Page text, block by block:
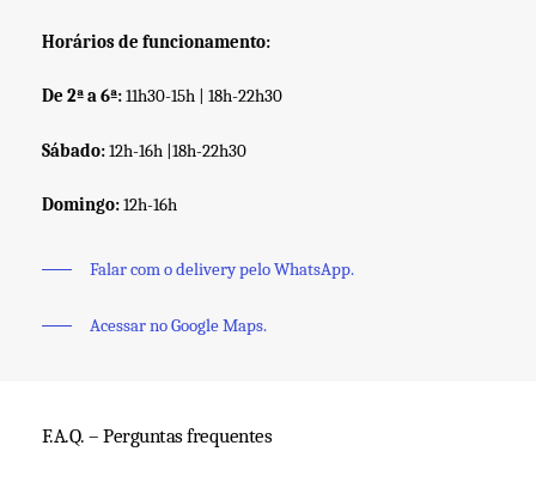
Horários de funcionamento:
De 2ª a 6ª:11h30-15h | 18h-22h30
Sábado:12h-16h |18h-22h30
Domingo:12h-16h
Falar com o delivery pelo WhatsApp.
Acessar no Google Maps.
F.A.Q. – Perguntas frequentes